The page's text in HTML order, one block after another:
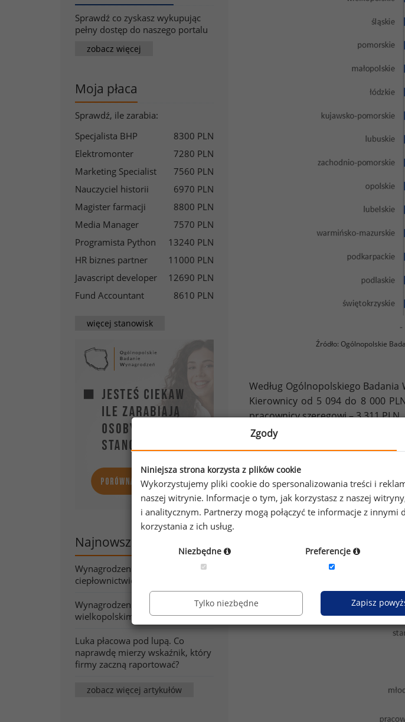
Sprawdź co zyskasz wykupując
pełny dostęp do naszego portalu
zobacz więcej
Moja płaca
Sprawdź, ile zarabia:
Specjalista BHP
8300 PLN
Elektromonter
7280 PLN
Marketing Specialist
7560 PLN
Nauczyciel historii
6970 PLN
Magister farmacji
8800 PLN
Media Manager
7570 PLN
Programista Python
13240 PLN
HR biznes partner
11000 PLN
Javascript developer
12690 PLN
Fund Accountant
8610 PLN
więcej stanowisk
Najnowsze artykuły
Wynagrodzenia w energetyce i
ciepłownictwie wiosną 2026
Wynagrodzenia w województwie
wielkopolskim wiosną 2026
Luka płacowa pod lupą. Co
naprawdę mierzy wskaźnik, który
firmy zaczną raportować?
zobacz więcej artykułów
Źródło: Ogólnopolskie
Według Ogólnopolskiego Badania
Kierownicy od 5 094 do 8 000
pracownicy szeregowi – 3 311 PLN.
Wykres 2.
na
Zgody
Niniejsza strona korzysta z plików cookie
Wykorzystujemy pliki cookie do spersonalizowania treści i
naszej witrynie. Informacje o tym, jak korzystasz z naszej
i analitycznym. Partnerzy mogą połączyć te informacje z
korzystania z ich usług.
Niezbędne Preferencje
Tylko niezbędne Zapisz